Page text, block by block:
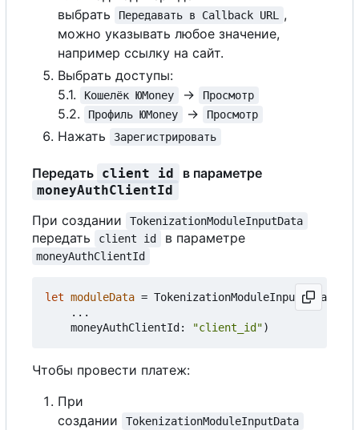
выбрать
Передавать в Callback URL
,
можно указывать любое значение,
например ссылку на сайт.
Выбрать доступы:
5.1.
Кошелёк ЮMoney -> Просмотр
5.2. Профиль ЮMoney -> Просмотр
Нажать Зарегистрировать
Передать client id в параметре
moneyAuthClientId
При создании TokenizationModuleInputData
передать client id в параметре
moneyAuthClientId
let moduleData = TokenizationModuleInputData
...
moneyAuthClientId : "client_id")
Чтобы провести платеж:
При
создании
TokenizationModuleInputData